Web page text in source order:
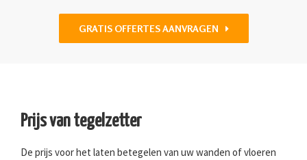
GRATIS OFFERTES AANVRAGEN
Prijs van tegelzetter
De prijs voor het laten betegelen van uw wanden of vloeren